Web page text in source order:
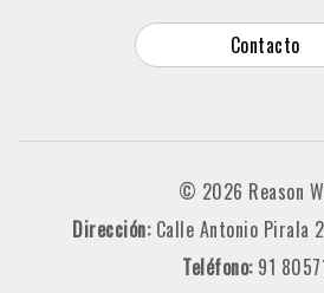
Contacto
© 2026 Reason
Dirección: Calle Antonio Pirala
Teléfono: 91